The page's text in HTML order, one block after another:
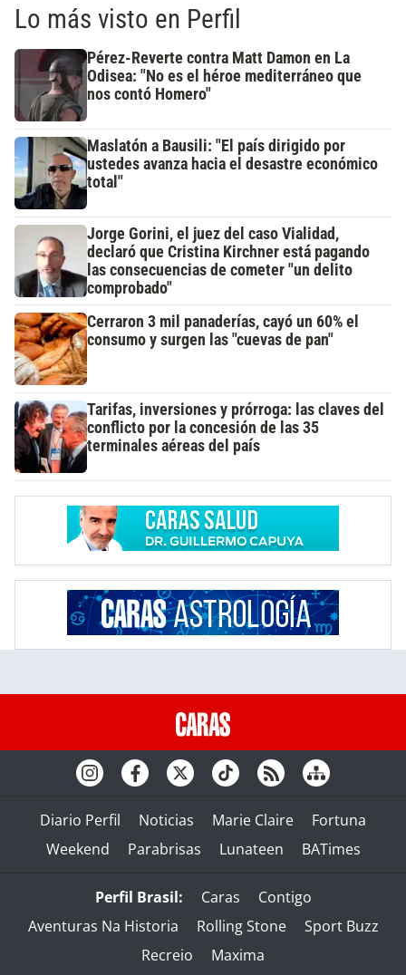
Lo más visto en Perfil
Pérez-Reverte contra Matt Damon en La
Odisea: "No es el héroe mediterráneo que
nos contó Homero"
Maslatón a Bausili: "El país dirigido por
ustedes avanza hacia el desastre económico
total"
Jorge Gorini, el juez del caso Vialidad,
declaró que Cristina Kirchner está pagando
las consecuencias de cometer "un delito
comprobado"
Cerraron 3 mil panaderías, cayó un 60% el
consumo y surgen las "cuevas de pan"
Tarifas, inversiones y prórroga: las claves del
conflicto por la concesión de las 35
terminales aéreas del país
Diario Perfil Noticias Marie Claire
Fortuna
Weekend
Parabrisas Lunateen BATimes
Perfil Brasil: Caras
Contigo
Aventuras Na Historia
Rolling Stone
Sport Buzz
Recreio
Maxima